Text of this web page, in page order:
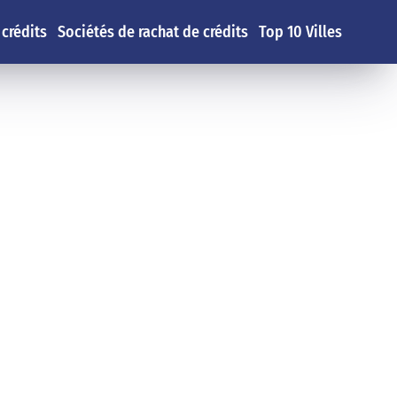
Sociétés de rachat de crédits Top 10 Villes